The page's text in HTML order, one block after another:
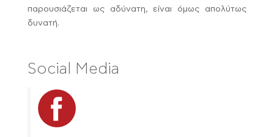
παρουσιάζεται ως αδύνατη, είναι όμως απολύτως
δυνατή.
Social Media